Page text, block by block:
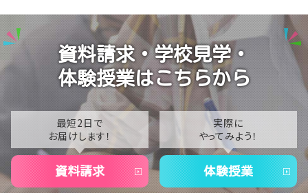
GW期間中の対応についてご案内
【十日町】夏季休暇のお知らせ
2025
2024
2023
2021
2020
資料請求・学校見学・
体験授業はこちらから
最短2日で
お届けします！
資料請求
実際に
やってみよう！
体験授業